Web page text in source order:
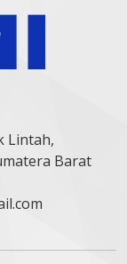
Lintah,
Barat